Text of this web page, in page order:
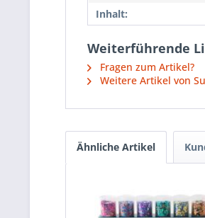
Inhalt:
Weiterführende
Fragen zum Artikel?
Weitere Artikel von
Ähnliche Artikel